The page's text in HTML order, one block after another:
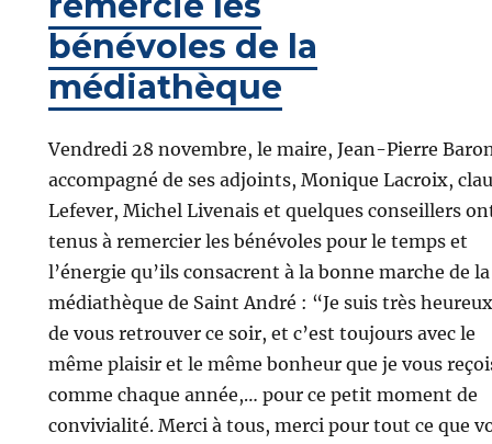
bénévoles de la
médiathèque
Vendredi 28 novembre, le maire, Jean-Pierre
accompagné de ses adjoints, Monique Lacroix,
Lefever, Michel Livenais et quelques conseillers
tenus à remercier les bénévoles pour le temps et
l’énergie qu’ils consacrent à la bonne marche de la
médiathèque de Saint André : “Je suis très heureux
de vous retrouver ce soir, et c’est toujours avec le
même plaisir et le même bonheur que je vous
comme chaque année,… pour ce petit moment de
convivialité. Merci à tous, merci pour tout ce que